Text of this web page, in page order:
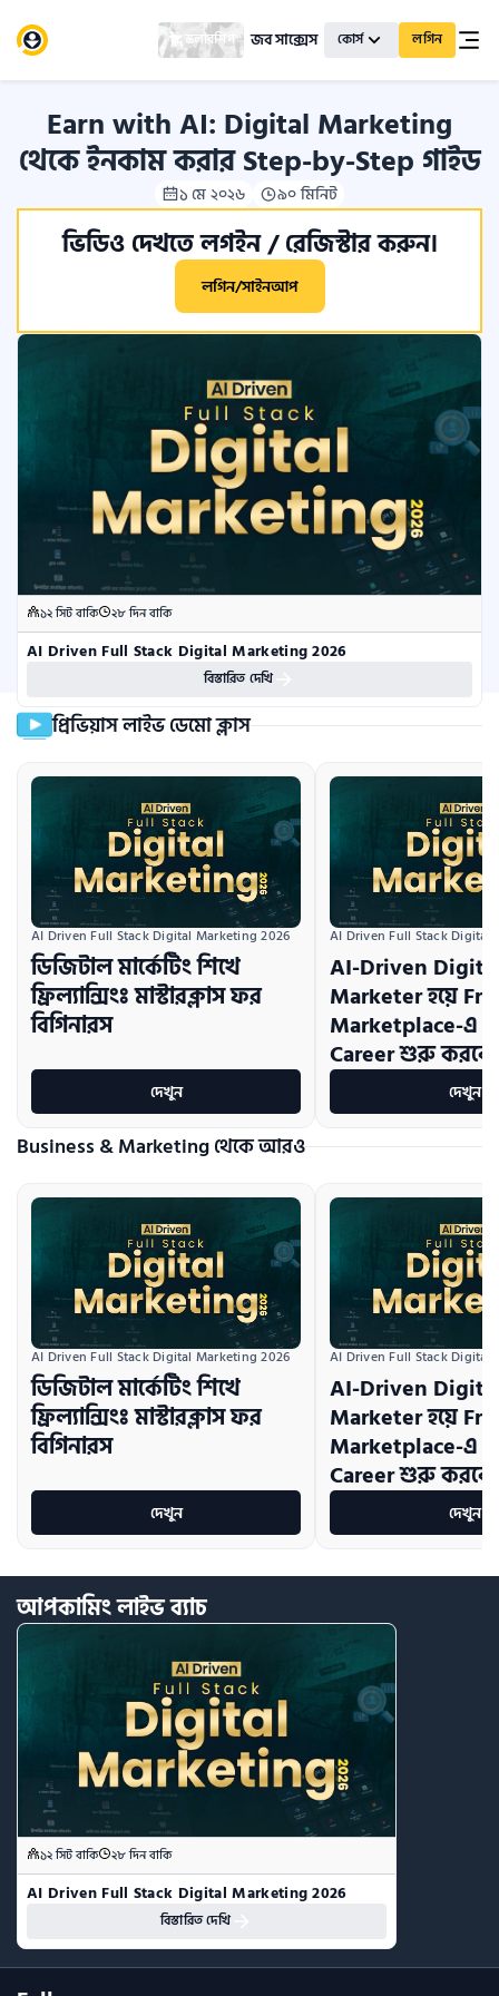
স্কলারশিপ জব সাক্সেস কোর্স লগিন
Earn with AI: Digital Marketing
থেকে ইনকাম করার Step-by-Step গাইড
১ মে ২০২৬ ৯০ মিনিট
ভিডিও দেখতে লগইন / রেজিস্টার করুন।
লগিন/সাইনআপ
১২ সিট বাকি ২৮ দিন বাকি
AI Driven Full Stack Digital Marketing 2026
বিস্তারিত দেখি
প্রিভিয়াস লাইভ ডেমো ক্লাস
AI Driven Full Stack Digital Marketing 2026
ডিজিটাল মার্কেটিং শিখে
ফ্রিল্যান্সিংঃ মাস্টারক্লাস ফর
বিগিনারস
দেখুন
AI Driven Full Stack Digital
AI-Driven
Marketer হয়ে
Marketplace-এ
Career শুরু
দেখুন
Business & Marketing থেকে আরও
AI Driven Full Stack Digital Marketing 2026
ডিজিটাল মার্কেটিং শিখে
ফ্রিল্যান্সিংঃ মাস্টারক্লাস ফর
বিগিনারস
দেখুন
AI Driven Full Stack Digital
AI-Driven
Marketer হয়ে
Marketplace-এ
Career শুরু
দেখুন
আপকামিংলাইভব্যাচ
১২ সিট বাকি ২৮ দিন বাকি
AI Driven Full Stack Digital Marketing 2026
বিস্তারিত দেখি